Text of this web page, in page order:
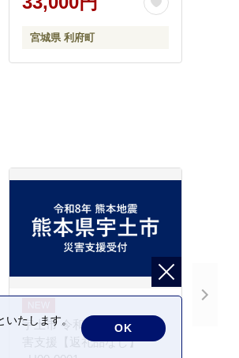
仙台 名物 厚切 肉厚 おいし
ュー BBQ 宮城県 利府町 船
田食品]
宮城県 利府町
宇土市 令和8年熊本地震 災
害支援【返礼品なし】
たします。
OK